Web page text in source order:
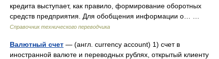
кредита выступает, как правило, формирование оборотных
средств предприятия. Для обобщения информации о… …
Справочник технического переводчика
Валютный счет — (англ. currency account) 1) счет в
иностранной валюте и переводных рублях, открытый клиенту